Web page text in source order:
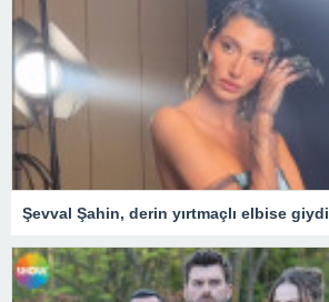
Şevval Şahin, derin yırtmaçlı elbise giydi